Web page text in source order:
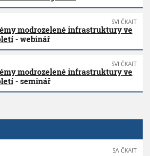
SVI ČKAIT
modrozelené infrastruktury ve
- webinář
SVI ČKAIT
modrozelené infrastruktury ve
- seminář
SA ČKAIT